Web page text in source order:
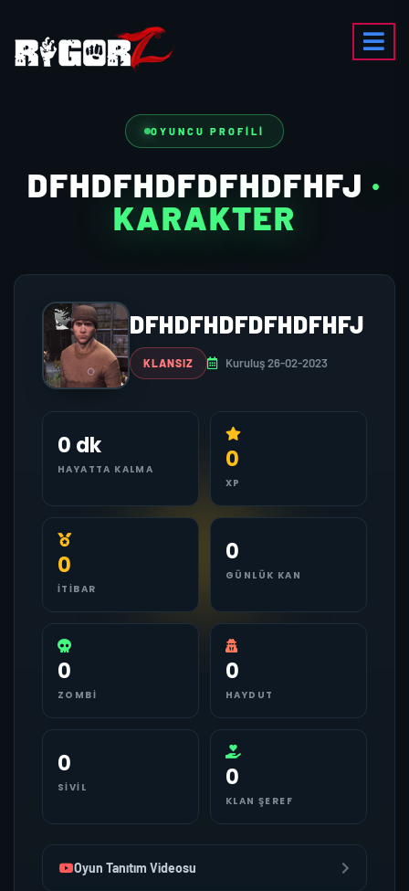
OYUNCU PROFILI
DFHDFHDFDFHDFHFJ ·
KARAKTER
DFHDFHDFDFHDFHFJ
KLANSIZ Kuruluş 26-02-2023
0 dk
HAYATTA KALMA 0
XP
0
İTIBAR
0
GÜNLÜK KAN
0
ZOMBI
0
HAYDUT
0
SIVIL 0
KLAN ŞEREF
Oyun Tanıtım Videosu